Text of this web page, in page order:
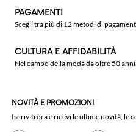
PAGAMENTI
Scegli tra più di 12 metodi di
CULTURA E AFFIDABILITÀ
Nel campo della moda da oltre 50
NOVITÀ E PROMOZIONI
Iscriviti ora e ricevi le ultime novità, le